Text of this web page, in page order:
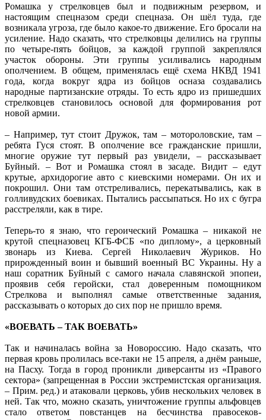
Ромашка у стрелковцев был и подвижным резервом, и
настоящим спецназом среди спецназа. Он шёл туда, где
возникала угроза, где было какое-то движение. Его бросали на
усиление. Надо сказать, что стрелковцы делились на группы
по четыре-пять бойцов, за каждой группой закреплялся
участок обороны. Эти группы усиливались народным
ополчением. В общем, применялась ещё схема НКВД 1941
года, когда вокруг ядра из бойцов осназа создавались
народные партизанские отряды. То есть ядро из пришедших
стрелковцев становилось основой для формирования рот
новой армии.
– Например, тут стоит Дружок, там – мотороловские, там –
ребята Гуся стоят. В ополчение все гражданские пришли,
многие оружие тут первый раз увидели, – рассказывает
Буйный. – Вот и Ромашка стоял в засаде. Видит – едут
крутые, архидорогие авто с киевскими номерами. Он их и
покрошил. Они там отстреливались, перекатывались, как в
голливудских боевиках. Пытались рассыпаться. Но их с бугра
расстреляли, как в тире.
Теперь-то я знаю, что героический Ромашка – никакой не
крутой спецназовец КГБ-ФСБ «по диплому», а церковный
звонарь из Киева. Сергей Николаевич Журиков. Но
прирожденный воин и бывший военный ВС Украины. Ну а
наш соратник Буйный с самого начала славянской эпопеи,
проявив себя геройски, стал доверенным помощником
Стрелкова и выполнял самые ответственные задания,
рассказывать о которых до сих пор не пришло время.
«ВОЕВАТЬ – ТАК ВОЕВАТЬ»
Так и начиналась война за Новороссию. Надо сказать, что
первая кровь пролилась все-таки не 15 апреля, а днём раньше,
на Пасху. Тогда в город проникли диверсанты из «Правого
сектора» (запрещенная в России экстремистская организация.
– Прим. ред.) и атаковали церковь, убив нескольких человек в
ней. Так что, можно сказать, уничтожение группы альфовцев
стало ответом повстанцев на бесчинства правосеков-